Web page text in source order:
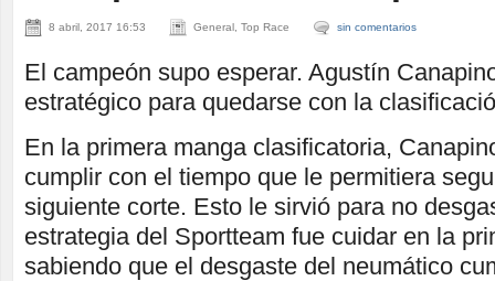
8 abril, 2017 16:53 General, Top Race sin comentarios
El campeón supo esperar. Agustín
estratégico para quedarse con la
En la primera manga clasificatoria,
cumplir con el tiempo que le permitiera
siguiente corte. Esto le sirvió para no
estrategia del Sportteam fue cuidar en la
sabiendo que el desgaste del neumático